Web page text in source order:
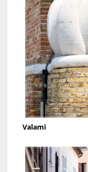
Valami